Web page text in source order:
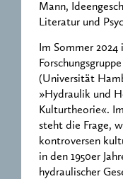
Mann,
Literatur und
Im Sommer
(Universität
»Hydraulik und
Kulturtheorie«.
steht die Frage,
kontroversen
in den 1950er
hydraulischer